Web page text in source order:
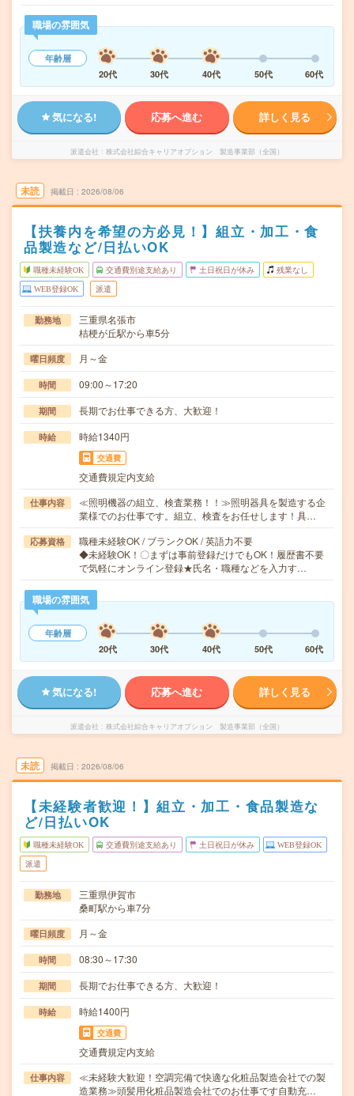
職場の雰囲気
年齢層
20代
30代 40代 50代 60代
気になる! 応募へ進む 詳しく見る
派遣会社 株式会社綜合キャリアオプション 製造事業部（全国）
未読 掲載日 2026/08/06
【扶養内を希望の方必見！】組立・加工・食
品製造など/日払いOK
職種未経験OK 交通費別途支給あり 土日祝日が休み 残業なし
WEB登録OK 派遣
勤務地
三重県名張市
桔梗が丘駅から車5分
曜日頻度 月～金
時間 09:00～17:20
期間 長期でお仕事できる方、大歓迎！
時給 時給1340円
交通費
交通費規定内支給
仕事内容
≪照明機器の組立、検査業務！！≫照明器具を製造する企
業様でのお仕事です。組立、検査をお任せします！具…
応募資格
職種未経験OK / ブランクOK / 英語力不要
◆未経験OK！〇まずは事前登録だけでもOK！履歴書不要
で気軽にオンライン登録★氏名・職種などを入力す…
職場の雰囲気
年齢層
20代
30代 40代 50代 60代
気になる! 応募へ進む 詳しく見る
派遣会社 株式会社綜合キャリアオプション 製造事業部（全国）
未読 掲載日 2026/08/06
【未経験者歓迎！】組立・加工・食品製造な
ど/日払いOK
職種未経験OK 交通費別途支給あり 土日祝日が休み WEB登録OK
派遣
勤務地
三重県伊賀市
桑町駅から車7分
曜日頻度 月～金
時間 08:30～17:30
期間 長期でお仕事できる方、大歓迎！
時給 時給1400円
交通費
交通費規定内支給
仕事内容
≪未経験大歓迎！空調完備で快適な化粧品製造会社での製
造業務≫頭髪用化粧品製造会社でのお仕事です自動充…